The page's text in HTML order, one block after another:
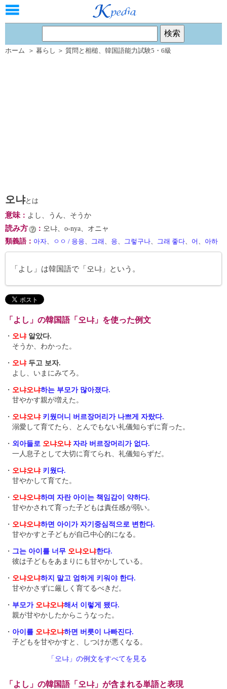
ホーム ＞ 暮らし ＞ 質問と相槌、 韓国語能力試験5・6級
오냐とは
意味： よし、うん、そうか
読み方 ： 오냐、o-nya、オニャ
類義語 ： 아자、 ㅇㅇ / 응응、 그래 、 응、 그렇구나、 그래 좋다、 어 、 아하
「よし」は韓国語で「오냐」という。
「よし」の韓国語「오냐」を使った例文
・ 오냐알았다.
そうか、わかった。
・ 오냐두고 보자.
よし、いまにみてろ。
・ 오냐오냐하는 부모가 많아졌다.
甘やかす親が増えた。
・ 오냐오냐키웠더니 버르장머리가 나쁘게 자랐다.
溺愛して育てたら、とんでもない礼儀知らずに育った。
・ 외아들로 오냐오냐자라 버르장머리가 없다.
一人息子として大切に育てられ、礼儀知らずだ。
・ 오냐오냐키웠다.
甘やかして育てた。
・ 오냐오냐하며 자란 아이는 책임감이 약하다.
甘やかされて育った子どもは責任感が弱い。
・ 오냐오냐하면 아이가 자기중심적으로 변한다.
甘やかすと子どもが自己中心的になる。
・ 그는 아이를 너무 오냐오냐한다.
彼は子どもをあまりにも甘やかしている。
・ 오냐오냐하지 말고 엄하게 키워야 한다.
甘やかさずに厳しく育てるべきだ。
・ 부모가 오냐오냐해서 이렇게 됐다.
親が甘やかしたからこうなった。
・ 아이를 오냐오냐하면 버릇이 나빠진다.
子どもを甘やかすと、しつけが悪くなる。
「오냐」の例文をすべてを見る
「よし」の韓国語「오냐」が含まれる単語と表現